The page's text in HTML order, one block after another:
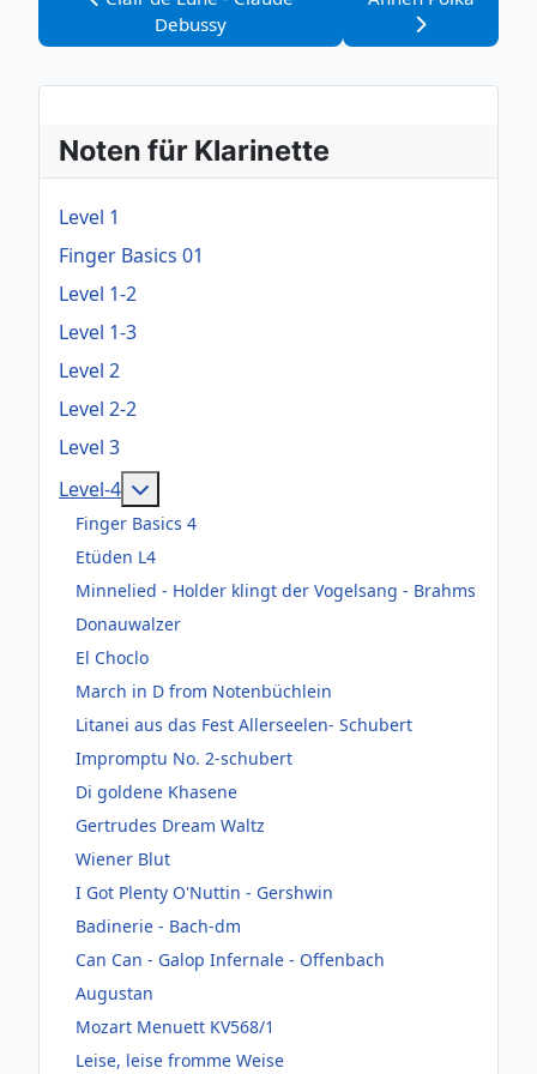
Debussy
Noten für Klarinette
Level 1
Finger Basics 01
Level 1-2
Level 1-3
Level 2
Level 2-2
Level 3
Level-4
Finger Basics 4
Etüden L4
Minnelied - Holder klingt der Vogelsang - Brahms
Donauwalzer
El Choclo
March in D from Notenbüchlein
Litanei aus das Fest Allerseelen- Schubert
Impromptu No. 2-schubert
Di goldene Khasene
Gertrudes Dream Waltz
Wiener Blut
I Got Plenty O'Nuttin - Gershwin
Badinerie - Bach-dm
Can Can - Galop Infernale - Offenbach
Augustan
Mozart Menuett KV568/1
Leise, leise fromme Weise